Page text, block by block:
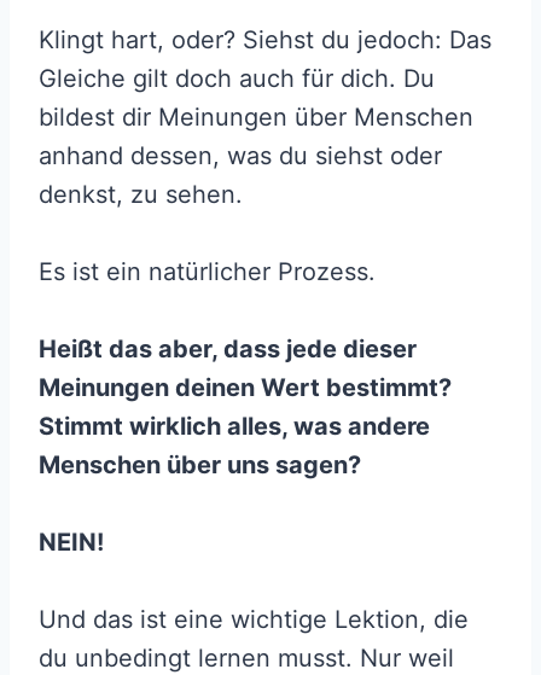
Klingt hart, oder? Siehst du jedoch: Das
Gleiche gilt doch auch für dich. Du
bildest dir Meinungen über Menschen
anhand dessen, was du siehst oder
denkst, zu sehen.
Es ist ein natürlicher Prozess.
Heißt das aber, dass jede dieser
Meinungen deinen Wert bestimmt?
Stimmt wirklich alles, was andere
Menschen über uns sagen?
NEIN!
Und das ist eine wichtige Lektion, die
du unbedingt lernen musst. Nur weil